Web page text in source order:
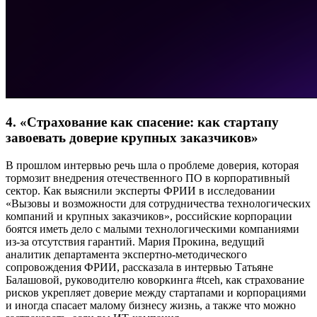
4. «Страхование как спасение: как стартапу
завоевать доверие крупных заказчиков»
В прошлом интервью речь шла о проблеме доверия, которая
тормозит внедрения отечественного ПО в корпоративный
сектор. Как выяснили эксперты ФРИИ в исследовании
«Вызовы и возможности для сотрудничества технологических
компаний и крупных заказчиков», российские корпорации
боятся иметь дело с малыми технологическими компаниями
из-за отсутствия гарантий. Мария Прокина, ведущий
аналитик департамента экспертно-методического
сопровождения ФРИИ, рассказала в интервью Татьяне
Балашовой, руководителю коворкинга #tceh, как страхование
рисков укрепляет доверие между стартапами и корпорациями
и иногда спасает малому бизнесу жизнь, а также что можно